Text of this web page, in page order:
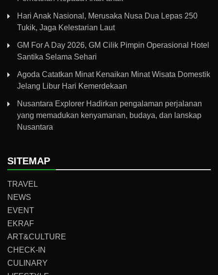
Hari Anak Nasional, Merusaka Nusa Dua Lepas 250
Tukik, Jaga Kelestarian Laut
GM For A Day 2026, GM Cilik Pimpin Operasional Hotel
Santika Selama Sehari
Agoda Catatkan Minat Kenaikan Minat Wisata Domestik
Jelang Libur Hari Kemerdekaan
Nusantara Explorer Hadirkan pengalaman perjalanan
yang memadukan kenyamanan, budaya, dan lanskap
Nusantara
SITEMAP
TRAVEL
NEWS
EVENT
EKRAF
ART&CULTURE
CHECK-IN
CULINARY